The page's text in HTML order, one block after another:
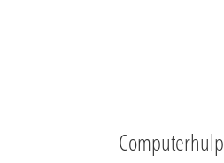
Computerhulp